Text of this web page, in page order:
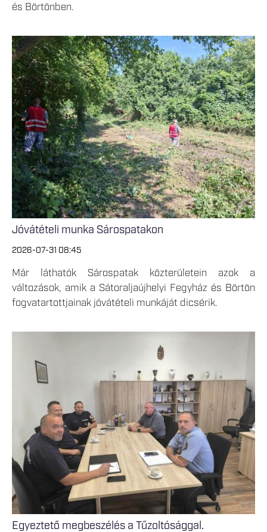
és Börtönben.
Jóvátételi munka Sárospatakon
2026-07-31 08:45
Már láthatók Sárospatak közterületein azok a
változások, amik a Sátoraljaújhelyi Fegyház és Börtön
fogvatartottjainak jóvátételi munkáját dicsérik.
Egyeztető megbeszélés a Tűzoltósággal.